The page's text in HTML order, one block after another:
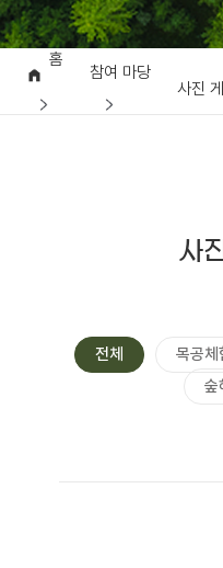
홈
참여 마당
사진
사
전체 목공체
숲